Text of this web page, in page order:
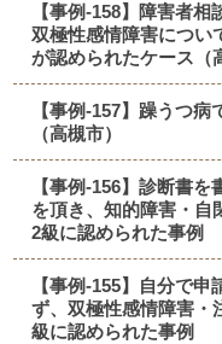
【事例-158】障害者相
双極性感情障害につい
が認められたケース（
【事例-157】躁うつ
（高槻市）
【事例-156】診断書
を頂き、知的障害・自
2級に認められた事例
【事例-155】自分で
ず、双極性感情障害・
級に認められた事例